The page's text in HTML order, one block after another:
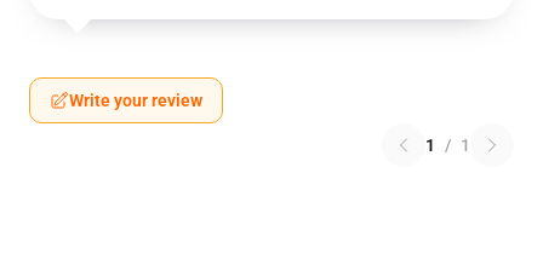
Write your review
1 / 1